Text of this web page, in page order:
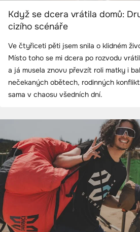
Když se dcera vrátila domů:
cizího scénáře
Ve čtyřiceti pěti jsem snila o klidném
Místo toho se mi dcera po rozvodu
a já musela znovu převzít roli matky i
nečekaných obětech, rodinných
sama v chaosu všedních dní.